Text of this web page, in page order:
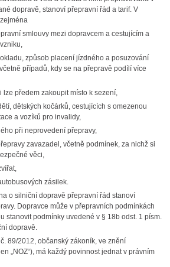
dopravě, stanoví přepravní řád a tarif. V
smlouvy mezi dopravcem a cestujícím a
způsob placení jízdného a posuzování
případů, kdy se na přepravě podílí více
lze předem zakoupit místo k sezení,
dětských kočárků, cestujících s omezenou
a vozíků pro invalidy,
při neprovedení přepravy,
zavazadel, včetně podmínek, za nichž si
věci,
zásilek.
o silniční dopravě přepravní řád stanoví
Dopravce může v přepravních podmínkách
stanovit podmínky uvedené v § 18b odst. 1 písm.
dopravě.
89/2012, občanský zákoník, ve znění
„NOZ“), má každý povinnost jednat v právním